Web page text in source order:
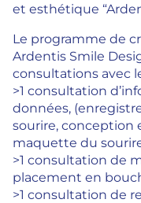
et esthétique
Le programme de
Ardentis Smile
consultations avec
>1 consultation
données,
sourire, conception
maquette du
>1 consultation de
placement en
>1 consultation de